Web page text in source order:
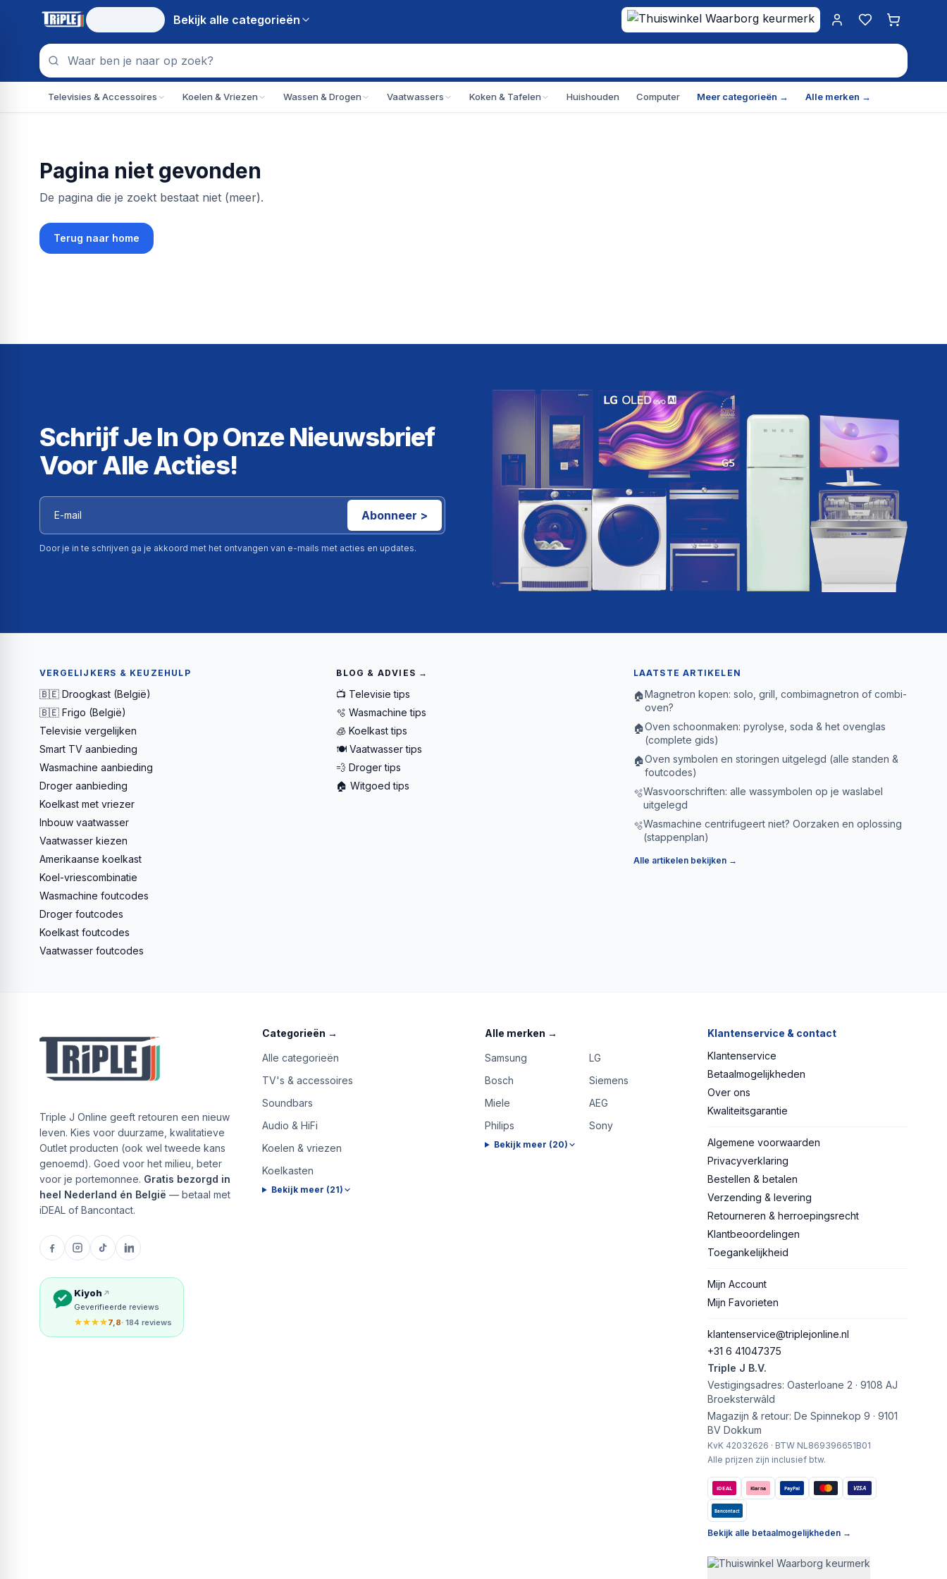
Bekijk alle categorieën
Mijn account
Favorieten
Televisies & Accessoires Koelen & Vriezen Wassen & Drogen Vaatwassers Koken & Tafelen Huishouden Computer Meer categorieën → Alle merken →
Pagina niet gevonden
De pagina die je zoekt bestaat niet (meer).
Terug naar home
Schrijf Je In Op Onze Nieuwsbrief
Voor Alle Acties!
Abonneer >
Door je in te schrijven ga je akkoord met het ontvangen van e-mails met acties en updates.
VERGELIJKERS & KEUZEHULP
🇧🇪 Droogkast (België)
🇧🇪 Frigo (België)
Televisie vergelijken
Smart TV aanbieding
Wasmachine aanbieding
Droger aanbieding
Koelkast met vriezer
Inbouw vaatwasser
Vaatwasser kiezen
Amerikaanse koelkast
Koel-vriescombinatie
Wasmachine foutcodes
Droger foutcodes
Koelkast foutcodes
Vaatwasser foutcodes
BLOG & ADVIES →
📺 Televisie tips
🫧 Wasmachine tips
🧊 Koelkast tips
🍽️ Vaatwasser tips
💨 Droger tips
🏠 Witgoed tips
LAATSTE ARTIKELEN
🏠Magnetron kopen: solo, grill, combimagnetron of combi-
oven?
🏠Oven schoonmaken: pyrolyse, soda & het ovenglas
(complete gids)
🏠Oven symbolen en storingen uitgelegd (alle standen &
foutcodes)
🫧Wasvoorschriften: alle wassymbolen op je waslabel
uitgelegd
🫧Wasmachine centrifugeert niet? Oorzaken en oplossing
(stappenplan)
Alle artikelen bekijken →
Triple J Online geeft retouren een nieuw
leven. Kies voor duurzame, kwalitatieve
Outlet producten (ook wel tweede kans
genoemd). Goed voor het milieu, beter
voor je portemonnee. Gratis bezorgd in
heel Nederland én België — betaal met
iDEAL of Bancontact.
Kiyoh
Geverifieerde reviews
★★★★7,8· 184 reviews
Categorieën →
Alle categorieën
TV's & accessoires
Soundbars
Audio & HiFi
Koelen & vriezen
Koelkasten
Bekijk meer (21)
Alle merken →
Samsung
LG
Bosch
Siemens
Miele
AEG
Philips
Sony
Bekijk meer (20)
Klantenservice & contact
Klantenservice
Betaalmogelijkheden
Over ons
Kwaliteitsgarantie
Algemene voorwaarden
Privacyverklaring
Bestellen & betalen
Verzending & levering
Retourneren & herroepingsrecht
Klantbeoordelingen
Toegankelijkheid
Mijn Account
Mijn Favorieten
klantenservice@triplejonline.nl
+31 6 41047375
Triple J B.V.
Vestigingsadres: Oasterloane 2 · 9108 AJ
Broeksterwâld
Magazijn & retour: De Spinnekop 9 · 9101
BV Dokkum
KvK 42032626 · BTW NL869396651B01
Alle prijzen zijn inclusief btw.
iDEAL Klarna PayPal VISA
Bancontact
Bekijk alle betaalmogelijkheden →